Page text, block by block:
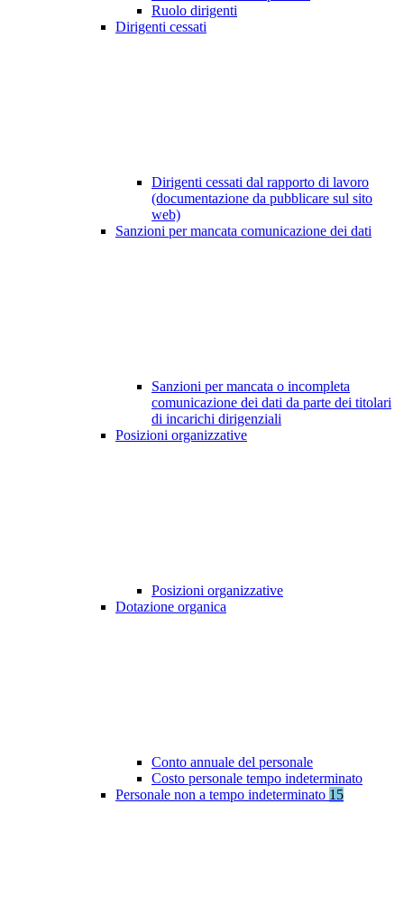
Ruolo dirigenti
Dirigenti cessati
Dirigenti cessati dal rapporto di lavoro
(documentazione da pubblicare sul sito
web)
Sanzioni per mancata comunicazione dei dati
Sanzioni per mancata o incompleta
comunicazione dei dati da parte dei titolari
di incarichi dirigenziali
Posizioni organizzative
Posizioni organizzative
Dotazione organica
Conto annuale del personale
Costo personale tempo indeterminato
Personale non a tempo indeterminato 15